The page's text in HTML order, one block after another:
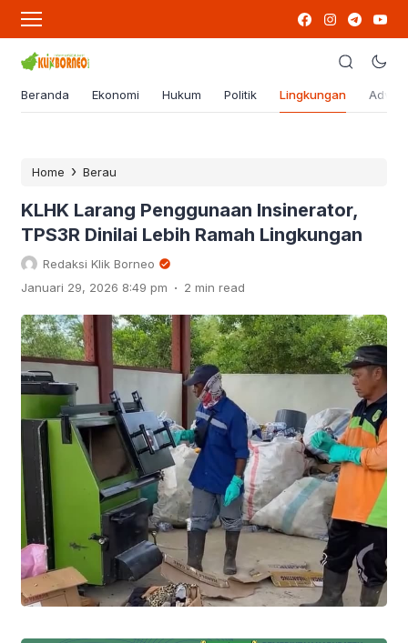
Beranda Ekonomi Hukum Politik Lingkungan
Home › Berau
KLHK Larang Penggunaan Insinerator,
TPS3R Dinilai Lebih Ramah Lingkungan
Redaksi Klik Borneo
Januari 29, 2026 8:49 pm . 2 min read